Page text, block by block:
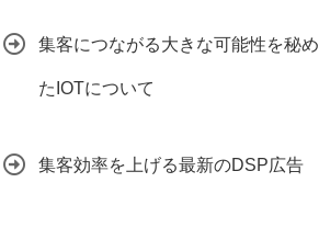
集客につながる大きな可能性を秘め
たIOTについて
集客効率を上げる最新のDSP広告